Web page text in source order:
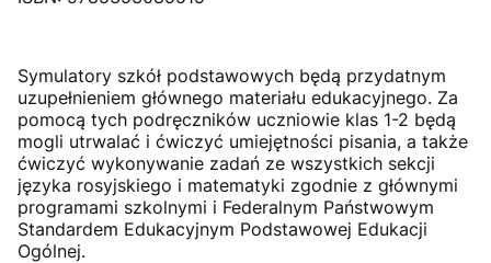
Symulatory szkół podstawowych będą przydatnym
uzupełnieniem głównego materiału edukacyjnego. Za
pomocą tych podręczników uczniowie klas 1-2 będą
mogli utrwalać i ćwiczyć umiejętności pisania, a także
ćwiczyć wykonywanie zadań ze wszystkich sekcji
języka rosyjskiego i matematyki zgodnie z głównymi
programami szkolnymi i Federalnym Państwowym
Standardem Edukacyjnym Podstawowej Edukacji
Ogólnej.